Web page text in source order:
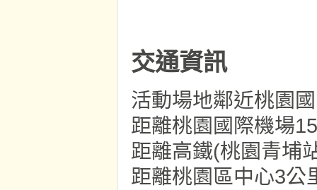
交通資訊
活動場地鄰近桃園
距離桃園國際機場
距離高鐵(桃園青埔
距離桃園區中心3公